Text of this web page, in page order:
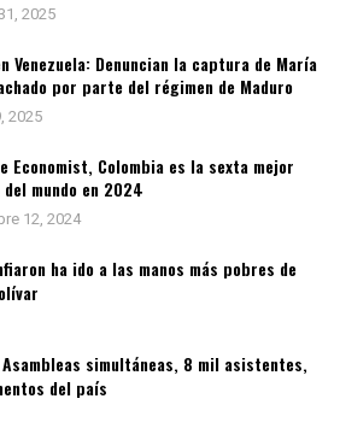
2025
Venezuela: Denuncian la captura de María
por parte del régimen de Maduro
2025
Economist, Colombia es la sexta mejor
del mundo en 2024
12, 2024
ha ido a las manos más pobres de
simultáneas, 8 mil asistentes,
del país